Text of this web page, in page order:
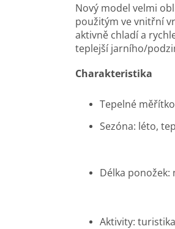
Nový model velmi
použitým ve vnitřní
aktivně chladí a
teplejší jarního/
Charakteristika
Tepelné
Sezóna: léto,
Délka ponožek:
Aktivity: